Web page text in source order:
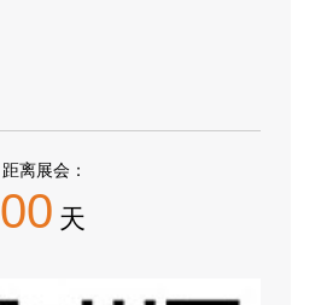
距离展会：
00 天